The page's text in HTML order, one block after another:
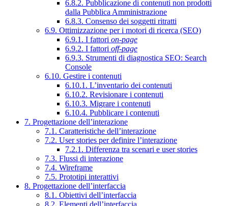
6.8.2. Pubblicazione di contenuti non prodotti
dalla Pubblica Amministrazione
6.8.3. Consenso dei soggetti ritratti
6.9. Ottimizzazione per i motori di ricerca (SEO)
6.9.1. I fattori on-page
6.9.2. I fattori off-page
6.9.3. Strumenti di diagnostica SEO: Search
Console
6.10. Gestire i contenuti
6.10.1. L’inventario dei contenuti
6.10.2. Revisionare i contenuti
6.10.3. Migrare i contenuti
6.10.4. Pubblicare i contenuti
7. Progettazione dell’interazione
7.1. Caratteristiche dell’interazione
7.2. User stories per definire l’interazione
7.2.1. Differenza tra scenari e user stories
7.3. Flussi di interazione
7.4. Wireframe
7.5. Prototipi interattivi
8. Progettazione dell’interfaccia
8.1. Obiettivi dell’interfaccia
8.2. Elementi dell’interfaccia